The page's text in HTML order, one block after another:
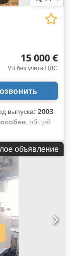
15 000 €
VB без учета НДС
выпуска: 2003,
, общий
на месте.
объявление